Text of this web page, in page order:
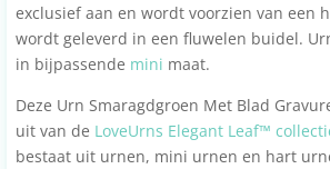
exclusief aan en wordt voorzien van een
wordt geleverd in een fluwelen buidel.
in bijpassende mini maat.
Deze Urn Smaragdgroen Met Blad
uit van de LoveUrns Elegant Leaf™
bestaat uit urnen, mini urnen en hart